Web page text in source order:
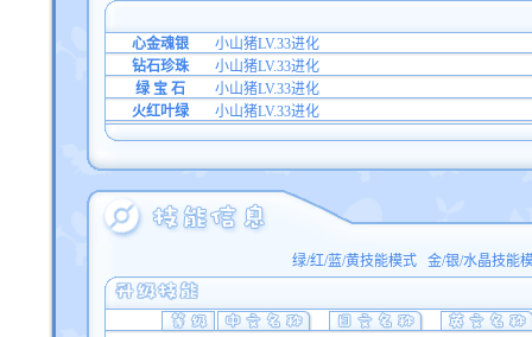
心金魂银
小山猪LV.33进化
钻石珍珠
小山猪LV.33进化
绿 宝 石
小山猪LV.33进化
火红叶绿
小山猪LV.33进化
绿/红/蓝/黄技能模式 金/银/水晶技能